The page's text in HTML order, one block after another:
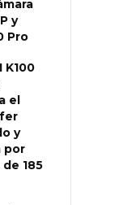
y
Pro
K100
el
y
por
185